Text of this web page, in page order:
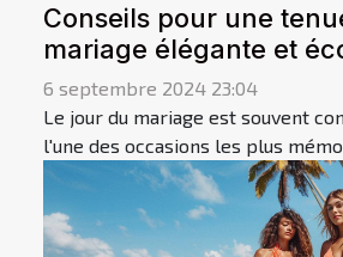
Conseils pour une
mariage élégante et
6 septembre 2024 23:04
Le jour du mariage est souvent
l'une des occasions les plus